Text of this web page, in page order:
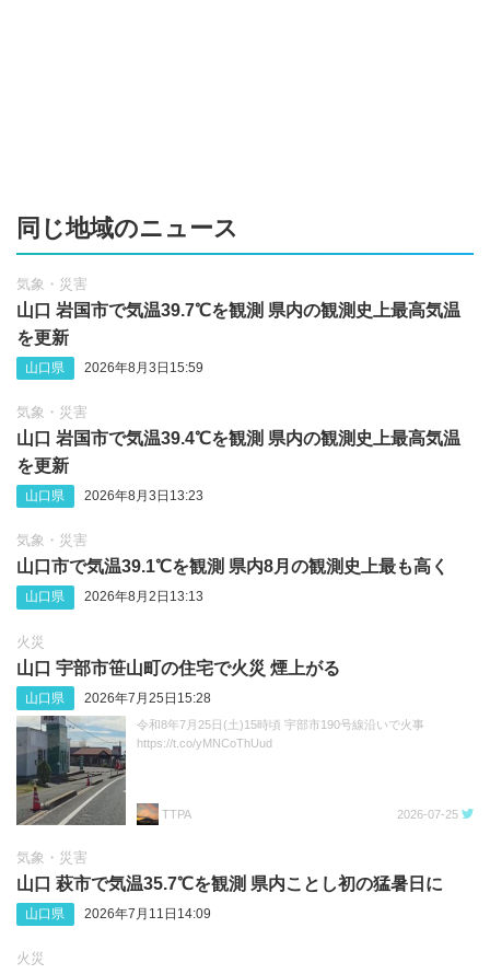
同じ地域のニュース
気象・災害
山口 岩国市で気温39.7℃を観測 県内の観測史上最高気温
を更新
山口県 2026年8月3日15:59
気象・災害
山口 岩国市で気温39.4℃を観測 県内の観測史上最高気温
を更新
山口県 2026年8月3日13:23
気象・災害
山口市で気温39.1℃を観測 県内8月の観測史上最も高く
山口県 2026年8月2日13:13
火災
山口 宇部市笹山町の住宅で火災 煙上がる
山口県 2026年7月25日15:28
令和8年7月25日(土)15時頃 宇部市190号線沿いで火事
https://t.co/yMNCoThUud
TTPA 2026-07-25
気象・災害
山口 萩市で気温35.7℃を観測 県内ことし初の猛暑日に
山口県 2026年7月11日14:09
火災